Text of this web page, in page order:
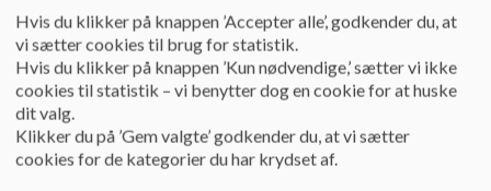
-
Vores skole Lokaleoversigt
Lokaleoversigt
Lokaler på Kerteminde Byskole
Hvis du klikker på knappen ’Accepter alle’, godkender du, at
vi sætter cookies til brug for statistik.
Hvis du klikker på knappen ’Kun nødvendige,’ sætter vi ikke
cookies til statistik – vi benytter dog en cookie for at huske
dit valg.
Klikker du på ’Gem valgte’ godkender du, at vi sætter
cookies for de kategorier du har krydset af.